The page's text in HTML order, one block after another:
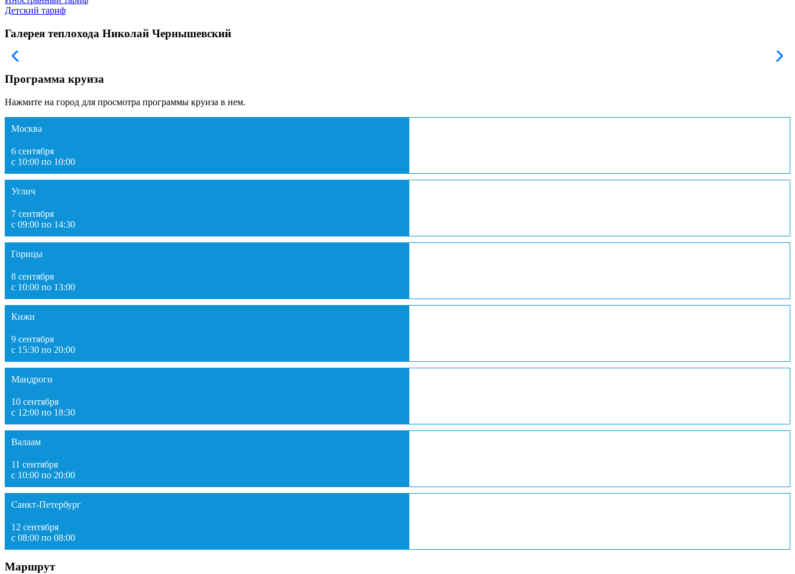
Детский тариф
Галерея теплохода Николай Чернышевский
Программа круиза
Нажмите на город для просмотра программы круиза в нем.
Москва
6 сентября
с 10:00 по 10:00
Углич
7 сентября
с 09:00 по 14:30
Горицы
8 сентября
с 10:00 по 13:00
Кижи
9 сентября
с 15:30 по 20:00
Мандроги
10 сентября
с 12:00 по 18:30
Валаам
11 сентября
с 10:00 по 20:00
Санкт-Петербург
12 сентября
с 08:00 по 08:00
Маршрут